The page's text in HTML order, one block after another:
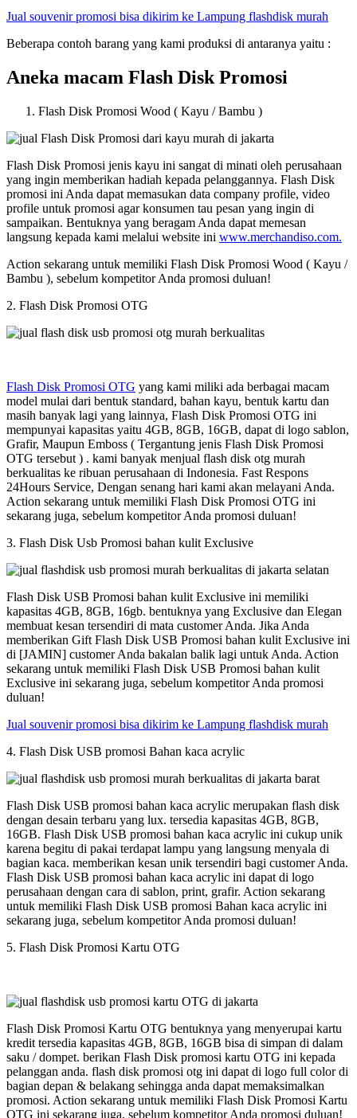
Jual souvenir promosi bisa dikirim ke Lampung flashdisk murah
Beberapa contoh barang yang kami produksi di antaranya yaitu :
Aneka macam Flash Disk Promosi
Flash Disk Promosi Wood ( Kayu / Bambu )
Flash Disk Promosi jenis kayu ini sangat di minati oleh perusahaan
yang ingin memberikan hadiah kepada pelanggannya. Flash Disk
promosi ini Anda dapat memasukan data company profile, video
profile untuk promosi agar konsumen tau pesan yang ingin di
sampaikan. Bentuknya yang beragam Anda dapat memesan
langsung kepada kami melalui website ini www.merchandiso.com.
Action sekarang untuk memiliki Flash Disk Promosi Wood ( Kayu /
Bambu ), sebelum kompetitor Anda promosi duluan!
2. Flash Disk Promosi OTG
Flash Disk Promosi OTG yang kami miliki ada berbagai macam
model mulai dari bentuk standard, bahan kayu, bentuk kartu dan
masih banyak lagi yang lainnya, Flash Disk Promosi OTG ini
mempunyai kapasitas yaitu 4GB, 8GB, 16GB, dapat di logo sablon,
Grafir, Maupun Emboss ( Tergantung jenis Flash Disk Promosi
OTG tersebut ) . kami banyak menjual flash disk otg murah
berkualitas ke ribuan perusahaan di Indonesia. Fast Respons
24Hours Service, Dengan senang hari kami akan melayani Anda.
Action sekarang untuk memiliki Flash Disk Promosi OTG ini
sekarang juga, sebelum kompetitor Anda promosi duluan!
3. Flash Disk Usb Promosi bahan kulit Exclusive
Flash Disk USB Promosi bahan kulit Exclusive ini memiliki
kapasitas 4GB, 8GB, 16gb. bentuknya yang Exclusive dan Elegan
membuat kesan tersendiri di mata customer Anda. Jika Anda
memberikan Gift Flash Disk USB Promosi bahan kulit Exclusive ini
di [JAMIN] customer Anda bakalan balik lagi untuk Anda. Action
sekarang untuk memiliki Flash Disk USB Promosi bahan kulit
Exclusive ini sekarang juga, sebelum kompetitor Anda promosi
duluan!
Jual souvenir promosi bisa dikirim ke Lampung flashdisk murah
4. Flash Disk USB promosi Bahan kaca acrylic
Flash Disk USB promosi bahan kaca acrylic merupakan flash disk
dengan desain terbaru yang lux. tersedia kapasitas 4GB, 8GB,
16GB. Flash Disk USB promosi bahan kaca acrylic ini cukup unik
karena begitu di pakai terdapat lampu yang langsung menyala di
bagian kaca. memberikan kesan unik tersendiri bagi customer Anda.
Flash Disk USB promosi bahan kaca acrylic ini dapat di logo
perusahaan dengan cara di sablon, print, grafir. Action sekarang
untuk memiliki Flash Disk USB promosi Bahan kaca acrylic ini
sekarang juga, sebelum kompetitor Anda promosi duluan!
5. Flash Disk Promosi Kartu OTG
Flash Disk Promosi Kartu OTG bentuknya yang menyerupai kartu
kredit tersedia kapasitas 4GB, 8GB, 16GB bisa di simpan di dalam
saku / dompet. berikan Flash Disk promosi kartu OTG ini kepada
pelanggan anda. flash disk promosi otg ini dapat di logo full color di
bagian depan & belakang sehingga anda dapat memaksimalkan
promosi. Action sekarang untuk memiliki Flash Disk Promosi Kartu
OTG ini sekarang juga, sebelum kompetitor Anda promosi duluan!